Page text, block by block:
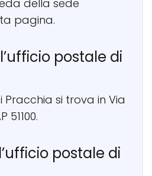
della sede
pagina.
postale di
Pracchia si trova in Via
51100.
postale di